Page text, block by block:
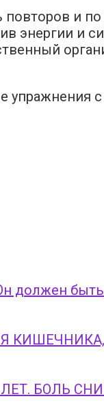
и
энергии и
упражнения
должен
БОЛЬ